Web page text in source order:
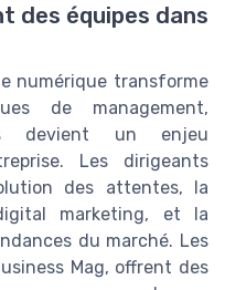
des équipes dans
numérique transforme
de management,
devient un enjeu
Les dirigeants
des attentes, la
marketing, et la
du marché. Les
Mag, offrent des